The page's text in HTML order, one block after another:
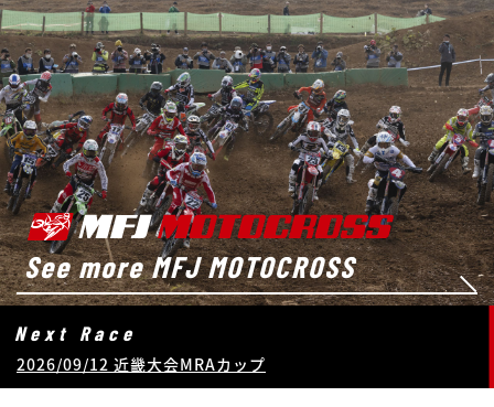
2026MFJライセンス申請受付中！詳細はこちら
Recommend
はじめようモータースポーツ
See more MFJ ROADRACE
Next Race
2026/08/29 スーパーバイクレース in もてぎ
See more MFJ MOTOCROSS
Next Race
2026/09/12 近畿大会MRAカップ
See more MFJ TRIAL
Next Race
2026/09/13 広島・三次灰塚大会
See more MFJ ENDURO
Next Race
2026/09/20 日高 2DAYSエンデューロ大会
See more MFJ SUPERMOTO
Next Race
2026/09/19 名阪大会
See more MFJ SNOWCROSS
Next Race
coming soon ...
PICKUP
オフィシャルウェア販売中